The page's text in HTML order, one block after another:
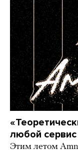
любой
Этим летом